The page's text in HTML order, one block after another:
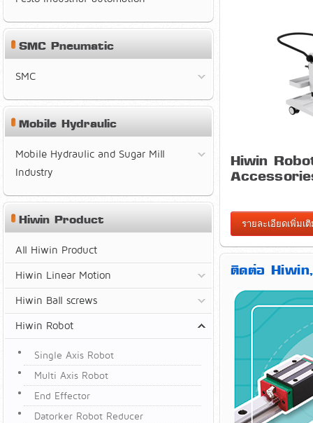
Hiwin
รายละเอียดเพิ่มเ
ติดต่อ
SMC Pneumatic
SMC
Mobile Hydraulic
Mobile Hydraulic and Sugar Mill
Industry
Hiwin Product
All Hiwin Product
Hiwin Linear Motion
Hiwin Ball screws
Hiwin Robot
Single Axis Robot
Multi Axis Robot
End Effector
Datorker Robot Reducer